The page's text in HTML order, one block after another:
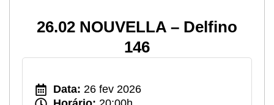
26.02 NOUVELLA – Delfino
146
Data: 26 fev 2026